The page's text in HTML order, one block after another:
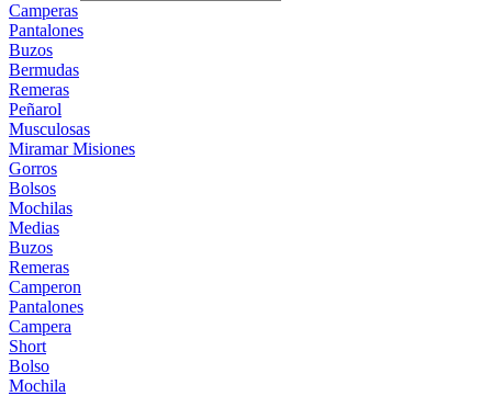
Camperas
Pantalones
Buzos
Bermudas
Remeras
Peñarol
Musculosas
Miramar Misiones
Gorros
Bolsos
Mochilas
Medias
Buzos
Remeras
Camperon
Pantalones
Campera
Short
Bolso
Mochila